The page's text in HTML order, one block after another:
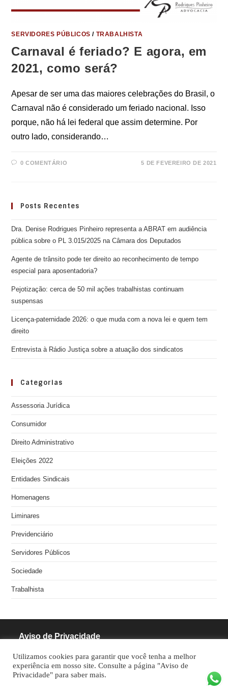
SERVIDORES PÚBLICOS / TRABALHISTA
Carnaval é feriado? E agora, em
2021, como será?
Apesar de ser uma das maiores celebrações do Brasil, o
Carnaval não é considerado um feriado nacional. Isso
porque, não há lei federal que assim determine. Por
outro lado, considerando…
0 COMENTÁRIO 5 DE FEVEREIRO DE 2021
Posts Recentes
Dra. Denise Rodrigues Pinheiro representa a ABRAT em audiência
pública sobre o PL 3.015/2025 na Câmara dos Deputados
Agente de trânsito pode ter direito ao reconhecimento de tempo
especial para aposentadoria?
Pejotização: cerca de 50 mil ações trabalhistas continuam
suspensas
Licença-paternidade 2026: o que muda com a nova lei e quem tem
direito
Entrevista à Rádio Justiça sobre a atuação dos sindicatos
Categorias
Assessoria Jurídica
Consumidor
Direito Administrativo
Eleições 2022
Entidades Sindicais
Homenagens
Liminares
Previdenciário
Servidores Públicos
Sociedade
Trabalhista
Aviso de Privacidade
RODRIGUES PINHEIRO ADVOCACIA S/S
Utilizamos cookies para garantir que você tenha a melhor
experiência em nosso site. Consulte a página "Aviso de
Privacidade" para saber mais.